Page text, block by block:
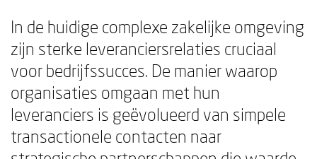
In de huidige complexe zakelijke omgeving
zijn sterke leveranciersrelaties cruciaal
voor bedrijfssucces. De manier waarop
organisaties omgaan met hun
leveranciers is geëvolueerd van simpele
transactionele contacten naar